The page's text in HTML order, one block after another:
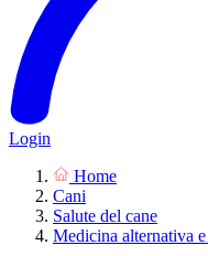
Login
Home
Cani
Salute del cane
Medicina alternativa